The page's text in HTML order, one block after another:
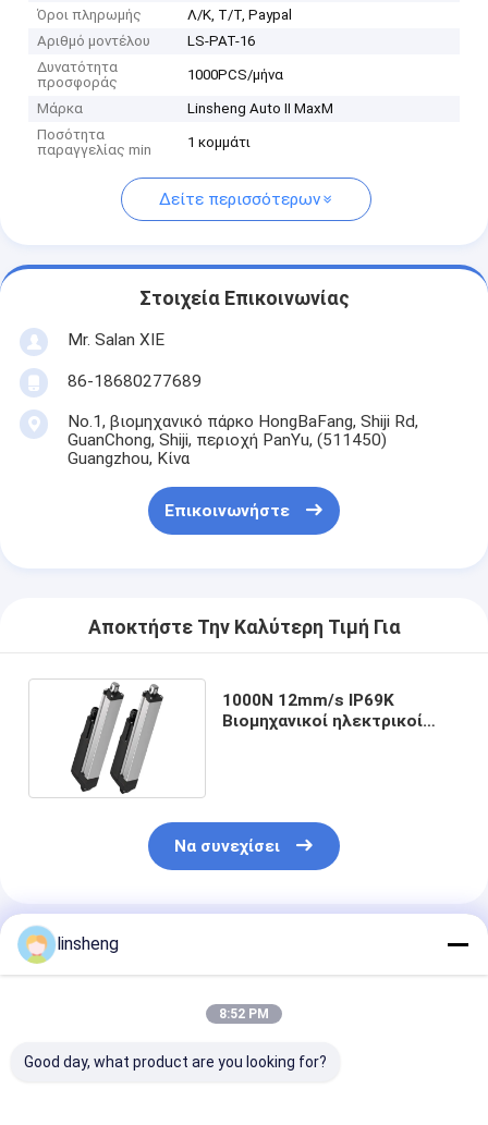
Όροι πληρωμής
Λ/Κ, Τ/Τ, Paypal
Αριθμό μοντέλου
LS-PAT-16
Δυνατότητα
προσφοράς
1000PCS/μήνα
Μάρκα
Linsheng Auto II MaxM
Ποσότητα
παραγγελίας min
1 κομμάτι
Δείτε περισσότερων
Στοιχεία Επικοινωνίας
Mr. Salan XIE
86-18680277689
No.1, βιομηχανικό πάρκο HongBaFang, Shiji Rd,
GuanChong, Shiji, περιοχή PanYu, (511450)
Guangzhou, Κίνα
Επικοινωνήστε
Αποκτήστε Την Καλύτερη Τιμή Για
1000N 12mm/s IP69K
Βιομηχανικοί ηλεκτρικοί
Να συνεχίσει
Συνιστώμενα Προϊόντα
linsheng
8:52 PM
Good day, what product are you looking for?